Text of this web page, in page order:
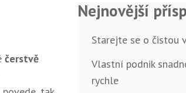
čerstvě
Nejnovější
Starejte se o čistou
Vlastní podnik
rychle